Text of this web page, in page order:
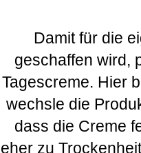
Damit für die
geschaffen wird,
Tagescreme. Hier
wechsle die
dass die Creme
eher zu